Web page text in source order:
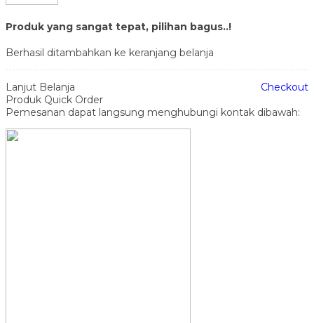
Produk yang sangat tepat, pilihan bagus..!
Berhasil ditambahkan ke keranjang belanja
Lanjut Belanja
Checkout
Produk Quick Order
Pemesanan dapat langsung menghubungi kontak dibawah: